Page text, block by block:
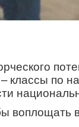
классы по